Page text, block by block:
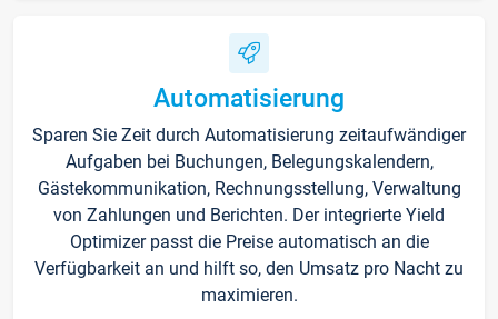
Automatisierung
Sparen Sie Zeit durch Automatisierung zeitaufwändiger
Aufgaben bei Buchungen, Belegungskalendern,
Gästekommunikation, Rechnungsstellung, Verwaltung
von Zahlungen und Berichten. Der integrierte Yield
Optimizer passt die Preise automatisch an die
Verfügbarkeit an und hilft so, den Umsatz pro Nacht zu
maximieren.